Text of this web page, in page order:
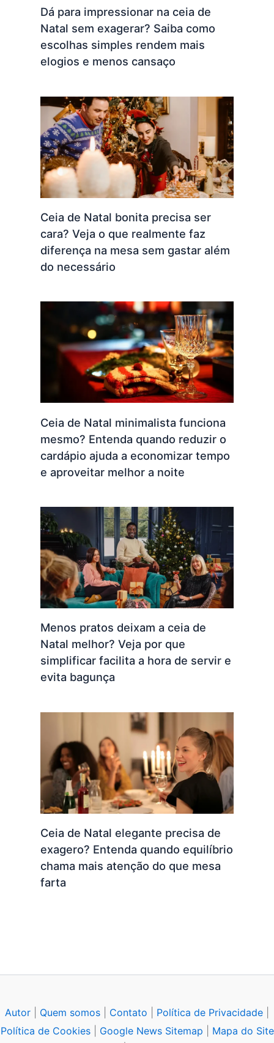
Dá para impressionar na ceia de
Natal sem exagerar? Saiba como
escolhas simples rendem mais
elogios e menos cansaço
Ceia de Natal bonita precisa ser
cara? Veja o que realmente faz
diferença na mesa sem gastar além
do necessário
Ceia de Natal minimalista funciona
mesmo? Entenda quando reduzir o
cardápio ajuda a economizar tempo
e aproveitar melhor a noite
Menos pratos deixam a ceia de
Natal melhor? Veja por que
simplificar facilita a hora de servir e
evita bagunça
Ceia de Natal elegante precisa de
exagero? Entenda quando equilíbrio
chama mais atenção do que mesa
farta
Autor Quem somos Contato Política de Privacidade
Política de Cookies| Google News Sitemap Mapa do Site